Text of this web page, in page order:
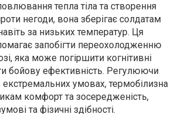
тепла тіла та створення
негоди, вона зберігає солдатам
за низьких температур. Ця
запобігти переохолодженню
яка може погіршити когнітивні
бойову ефективність. Регулюючи
екстремальних умовах, термобілизна
комфорт та зосередженість,
та фізичні здібності.